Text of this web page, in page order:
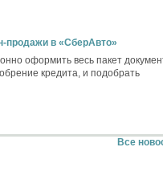
продажи в «СберАвто»
оформить весь пакет
кредита, и подобрать
Все